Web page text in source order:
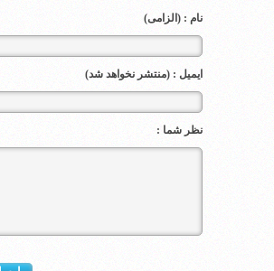
نام : (الزامی)
ایمیل : (منتشر نخواهد شد)
نظر شما :